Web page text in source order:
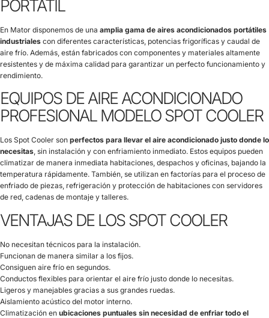
PORTÁTIL
En Mator disponemos de una amplia gama de aires acondicionados portátiles
industriales con diferentes características, potencias frigoríficas y caudal de
aire frío. Además, están fabricados con componentes y materiales altamente
resistentes y de máxima calidad para garantizar un perfecto funcionamiento y
rendimiento.
EQUIPOS DE AIRE ACONDICIONADO
PROFESIONAL MODELO SPOT COOLER
Los Spot Cooler son perfectos para llevar el aire acondicionado justo donde lo
necesitas, sin instalación y con enfriamiento inmediato. Estos equipos pueden
climatizar de manera inmediata habitaciones, despachos y oficinas, bajando la
temperatura rápidamente. También, se utilizan en factorías para el proceso de
enfriado de piezas, refrigeración y protección de habitaciones con servidores
de red, cadenas de montaje y talleres.
VENTAJAS DE LOS SPOT COOLER
No necesitan técnicos para la instalación.
Funcionan de manera similar a los fijos.
Consiguen aire frío en segundos.
Conductos flexibles para orientar el aire frío justo donde lo necesitas.
Ligeros y manejables gracias a sus grandes ruedas.
Aislamiento acústico del motor interno.
Climatización en ubicaciones puntuales sin necesidad de enfriar todo el